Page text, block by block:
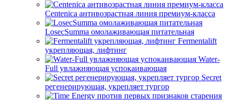
Centenica антивозрастная линия премиум-класса
LosecSumma омолаживающая питательная
Fermentalift
укрепляющая, лифтинг
Water-
Full увлажняющая успокаивающая
Secret
регенерирующая, укрепляет тургор